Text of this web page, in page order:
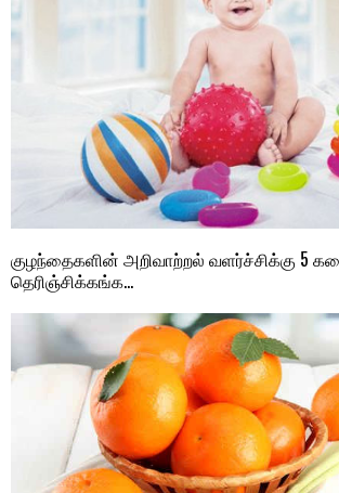
குழந்தைகளின் அறிவாற்றல் வளர்ச்சிக்கு 5
தெரிஞ்சிக்கங்க…